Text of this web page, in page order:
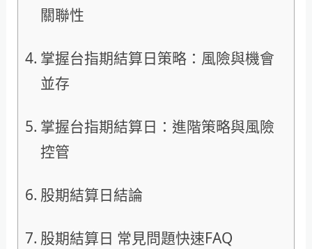
關聯性
掌握台指期結算日策略：風險與機會
並存
掌握台指期結算日：進階策略與風險
控管
股期結算日結論
股期結算日 常見問題快速FAQ